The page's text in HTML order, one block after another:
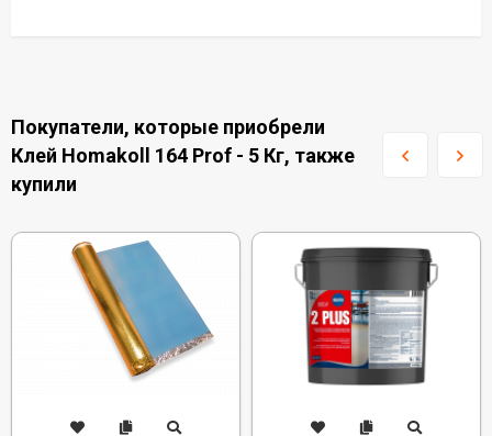
Покупатели, которые приобрели
Клей Homakoll 164 Prof - 5 Кг, также
купили